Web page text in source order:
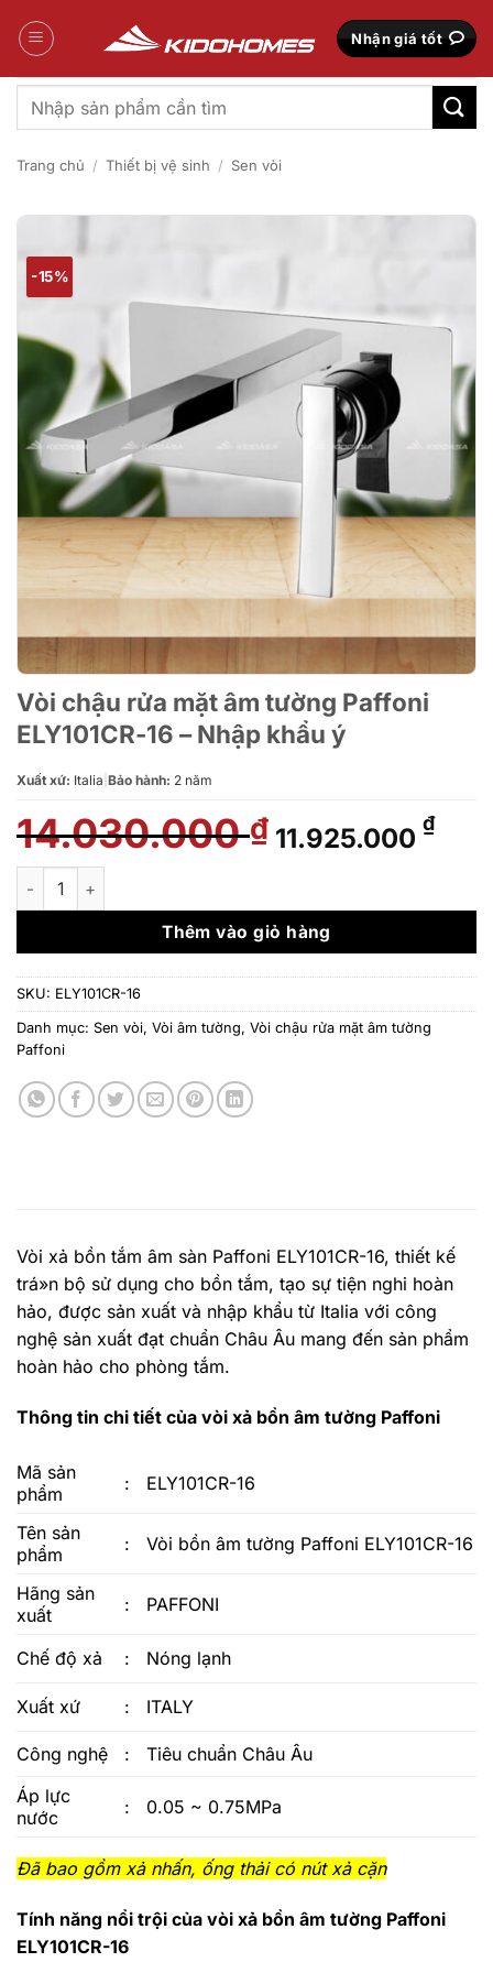
qua
Nhận giá tốt
Tìm
kiếm:
Trang chủ / Thiết bị vệ sinh / Sen vòi
-15%
Vòi chậu rửa mặt âm tường Paffoni
ELY101CR-16 – Nhập khẩu ý
Xuất xứ: Italia Bảo hành: 2 năm
14.030.000₫ Giá
gốc
14.030.000 ₫.
11.925.000 ₫Giá
là:
Vòi chậu rửa mặt âm tường Paffoni ELY101CR-16 - Nhập khẩu
Thêm vào giỏ hàng
SKU: ELY101CR-16
Danh mục: Sen vòi, Vòi âm tường, Vòi chậu rửa mặt âm tường
Paffoni
Vòi xả bồn tắm âm sàn Paffoni ELY101CR-16, thiết kế
trá»n bộ sử dụng cho bồn tắm, tạo sự tiện nghi hoàn
hảo, được sản xuất và nhập khẩu từ Italia với công
nghệ sản xuất đạt chuẩn Châu Âu mang đến sản phẩm
hoàn hảo cho phòng tắm.
Thông tin chi tiết của vòi xả bồn âm tường Paffoni
Mã sản
phẩm
: ELY101CR-16
Tên sản
phẩm
: Vòi bồn âm tường Paffoni ELY101CR-16
Hãng sản
xuất
: PAFFONI
Chế độ xả : Nóng lạnh
Xuất xứ : ITALY
Công nghệ :
Tiêu chuẩn Châu Âu
Áp lực
nước
: 0.05 ~ 0.75MPa
Đã bao gồm xả nhấn, ống thải có nút xả cặn
Tính năng nổi trội của vòi xả bồn âm tường Paffoni
ELY101CR-16